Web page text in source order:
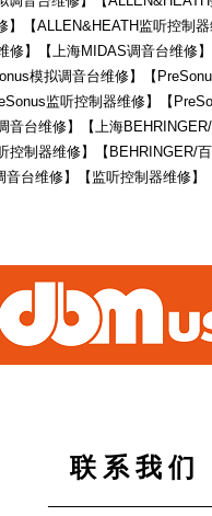
】【ALLEN&HEATH监听控制
修】【上海MIDAS调音台维修
模拟调音台维修】【
监听控制器维修】【
音台维修】【上海
控制器维修】【BEHRINGER/
台维修】【监听控制器维修】
联 系 我 们
——————————